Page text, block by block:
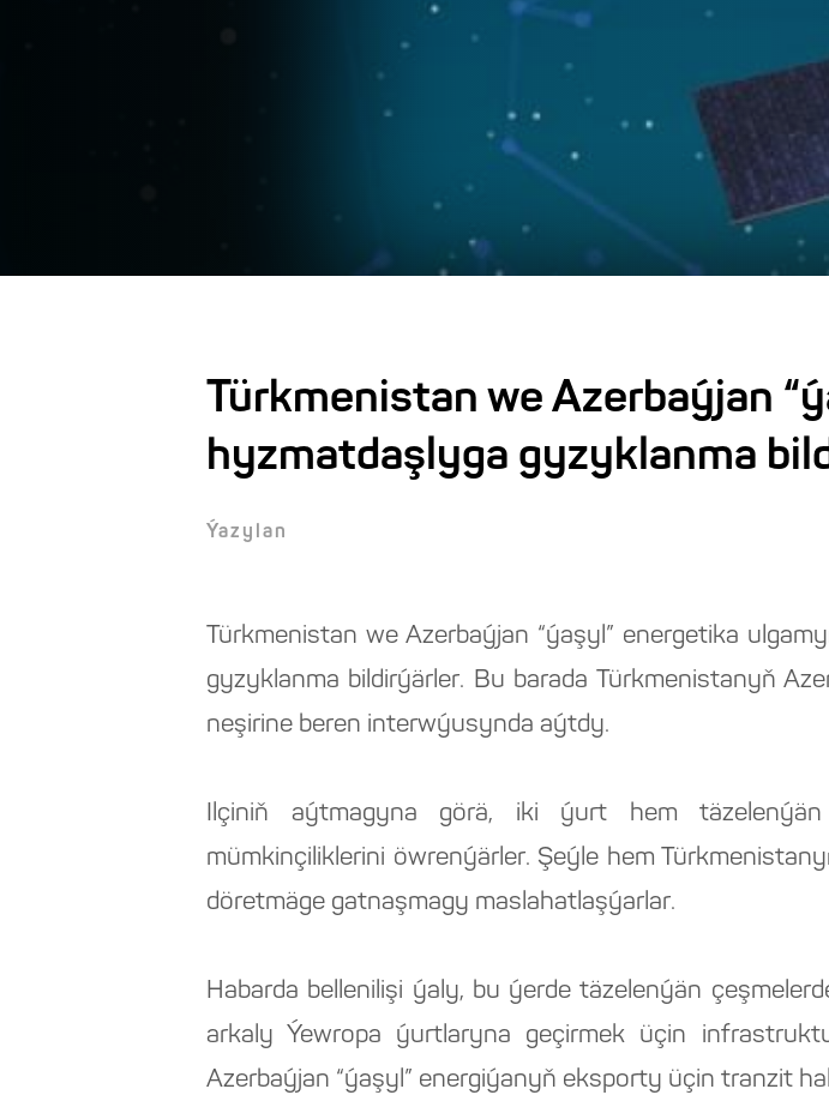
Türkmenistan we Azerbaýjan
hyzmatdaşlyga gyzyklanma
Ýazylan
Türkmenistan we Azerbaýjan “ýaşyl” energetika
gyzyklanma bildirýärler. Bu barada Türkmenistanyň
neşirine beren interwýusynda aýtdy.
Ilçiniň aýtmagyna görä, iki ýurt hem täzelenýän
mümkinçiliklerini öwrenýärler. Şeýle hem
döretmäge gatnaşmagy maslahatlaşýarlar.
Habarda bellenilişi ýaly, bu ýerde täzelenýän
arkaly Ýewropa ýurtlaryna geçirmek üçin
Azerbaýjan “ýaşyl” energiýanyň eksporty üçin tranzit